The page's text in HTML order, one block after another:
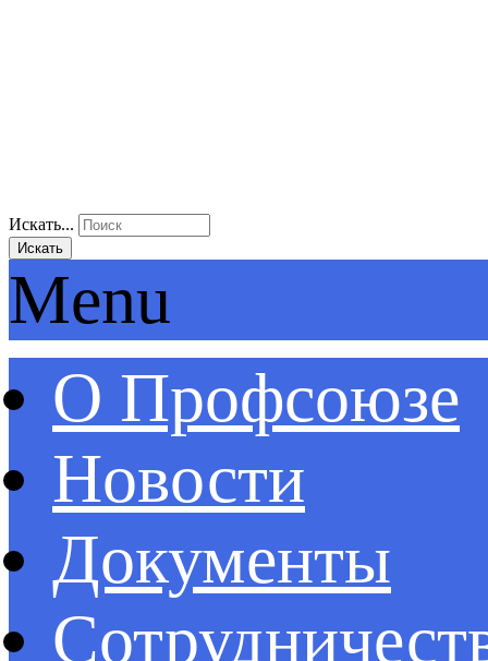
Искать...
Искать
Menu
О Профсоюзе
Новости
Документы